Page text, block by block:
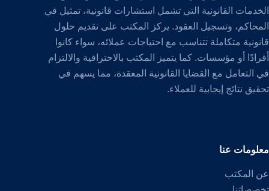
الخدمات القانونية التي تشمل استشارات قانونية، تمثيل في
المحاكم، وتسجيل العقود. يركز المكتب على تقديم حلول
قانونية متكاملة تتناسب مع احتياجات عملائه، سواء كانوا
أفرادًا أو مؤسسات. كما يتميز المكتب بالاحترافية والالتزام
في التعامل مع القضايا القانونية المعقدة، مما يسهم في
تحقيق نتائج إيجابية للعملاء.
معلومات عنا
عن المكتب